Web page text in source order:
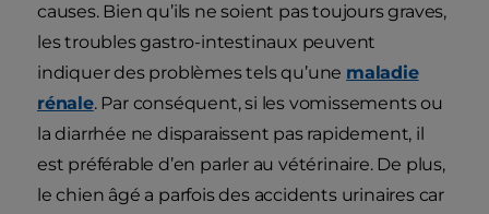
causes. Bien qu’ils ne soient pas toujours graves,
les troubles gastro-intestinaux peuvent
indiquer des problèmes tels qu’une maladie
rénale. Par conséquent, si les vomissements ou
la diarrhée ne disparaissent pas rapidement, il
est préférable d’en parler au vétérinaire. De plus,
le chien âgé a parfois des accidents urinaires car